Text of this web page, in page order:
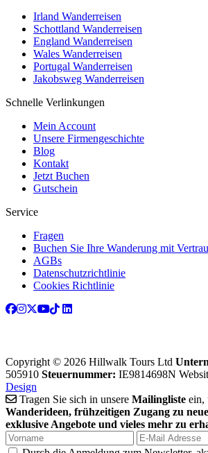
Irland Wanderreisen
Schottland Wanderreisen
England Wanderreisen
Wales Wanderreisen
Portugal Wanderreisen
Jakobsweg Wanderreisen
Schnelle Verlinkungen
Mein Account
Unsere Firmengeschichte
Blog
Kontakt
Jetzt Buchen
Gutschein
Service
Fragen
Buchen Sie Ihre Wanderung mit
AGBs
Datenschutzrichtlinie
Cookies Richtlinie
Copyright © 2026 Hillwalk Tours Ltd
505910 Steuernummer: IE9814698N
Design
Tragen Sie sich in unsere Mailingliste ein,
Wanderideen, frühzeitigen Zugang zu
exklusive Angebote und vieles mehr zu